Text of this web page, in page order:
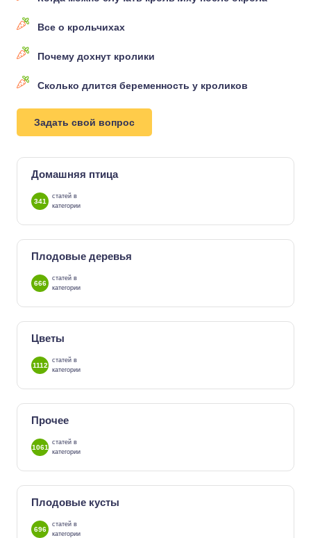
Все о крольчихах
Почему дохнут кролики
Сколько длится беременность у кроликов
Задать свой вопрос
Домашняя птица
341
статей в
категории
Плодовые деревья
666
статей в
категории
Цветы
1112
статей в
категории
Прочее
1061
статей в
категории
Плодовые кусты
696
статей в
категории